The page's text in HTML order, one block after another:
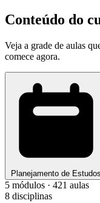
Conteúdo do
Veja a grade de aulas
comece agora.
Planejamento de Estudos
5 módulos · 421 aulas
8 disciplinas